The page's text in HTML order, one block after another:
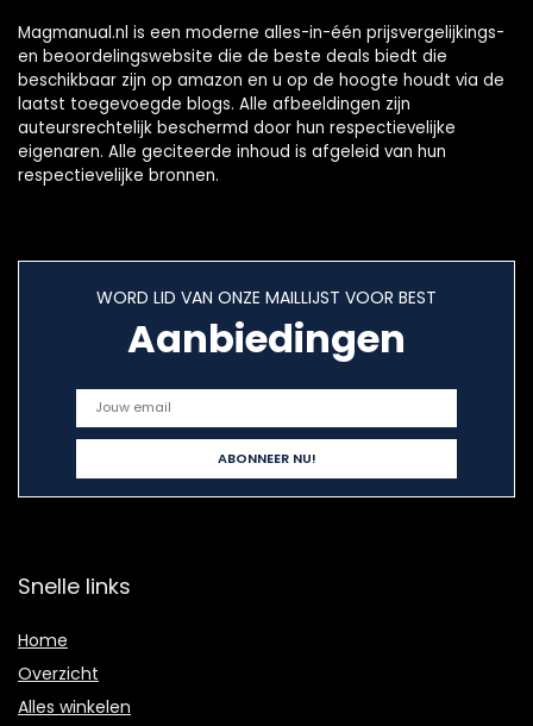
Magmanual.nl is een moderne alles-in-één prijsvergelijkings-
en beoordelingswebsite die de beste deals biedt die
beschikbaar zijn op amazon en u op de hoogte houdt via de
laatst toegevoegde blogs. Alle afbeeldingen zijn
auteursrechtelijk beschermd door hun respectievelijke
eigenaren. Alle geciteerde inhoud is afgeleid van hun
respectievelijke bronnen.
WORD LID VAN ONZE MAILLIJST VOOR BEST
Aanbiedingen
Snelle links
Home
Overzicht
Alles winkelen